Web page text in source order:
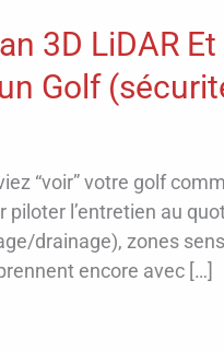
3D LiDAR
Golf
“voir” votre golf
piloter l’entretien au
drainage), zones
encore avec […]